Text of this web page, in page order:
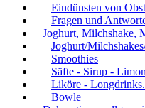
Eindünsten von
Fragen und
Joghurt, Milchshake,
Joghurt/
Smoothies
Säfte - Sirup -
Liköre -
Bowle